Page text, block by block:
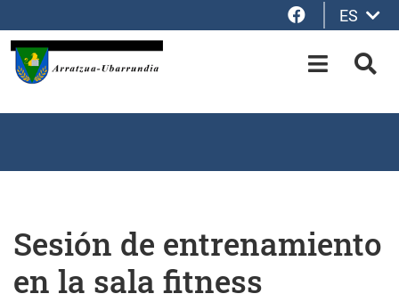
Facebook
ES
OPEN-
Sesión de entrenamiento
en la sala fitness